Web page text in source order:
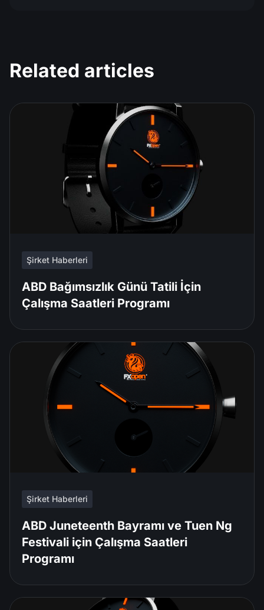
Related articles
Şirket Haberleri
ABD Bağımsızlık Günü Tatili İçin
Çalışma Saatleri Programı
Şirket Haberleri
ABD Juneteenth Bayramı ve Tuen Ng
Festivali için Çalışma Saatleri
Programı